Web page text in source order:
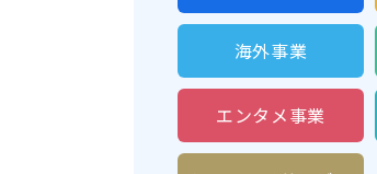
海外事業
エンタメ事業